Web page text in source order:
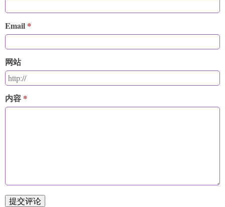
Email
网站
内容
提交评论